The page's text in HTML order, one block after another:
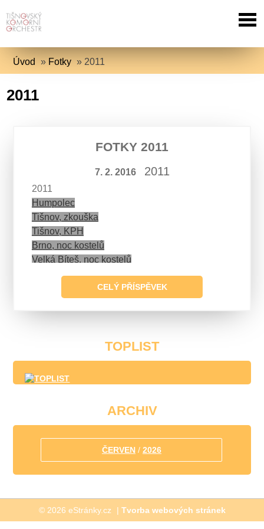
Úvod » Fotky » 2011
2011
FOTKY 2011
7. 2. 2016 2011
2011
Humpolec
Tišnov, zkouška
Tišnov, KPH
Brno, noc kostelů
Velká Bíteš, noc kostelů
Žďár nad Sázavou
Tišnov, vánoční koncert
Velká Bíteš, vánoční posezení
CELÝ PŘÍSPĚVEK
TOPLIST
ARCHIV
ČERVEN/ 2026
© 2026 eStránky.cz | Tvorba webových stránek